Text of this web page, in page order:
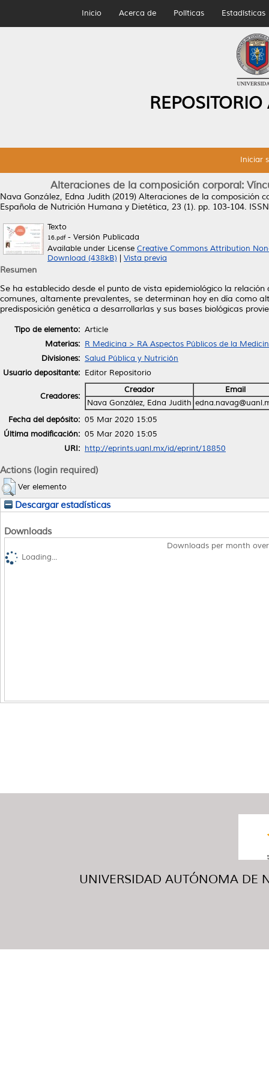
Inicio Acerca de Políticas Estadísticas
Iniciar
Alteraciones de la composición corporal:
Nava González, Edna Judith (2019) Alteraciones de la composición
Española de Nutrición Humana y Dietética, 23 (1). pp. 103-104.
Texto
16.pdf- Versión Publicada
Available under License Creative Commons Attribution
Download (438kB)
Vista previa
Resumen
Se ha establecido desde el punto de vista epidemiológico la
comunes, altamente prevalentes, se determinan hoy en día como
predisposición genética a desarrollarlas y sus bases biológicas
Tipo de elemento: Article
Materias: R Medicina > RA Aspectos Públicos de la
Divisiones: Salud Pública y Nutrición
Usuario depositante: Editor Repositorio
Creadores:
Creador
Email
Nava González, Edna Judith
Fecha del depósito: 05 Mar 2020 15:05
Última modificación: 05 Mar 2020 15:05
URI: http://eprints.uanl.mx/id/eprint/18850
Actions (login required)
Ver elemento
Descargar estadísticas
Downloads
Downloads per month
Loading...
UNIVERSIDAD AUTÓNOMA DE